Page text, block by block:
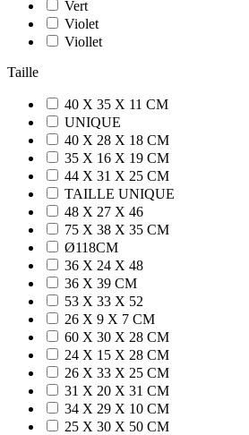
Vert
Violet
Viollet
Taille
40 X 35 X 11 CM
UNIQUE
40 X 28 X 18 CM
35 X 16 X 19 CM
44 X 31 X 25 CM
TAILLE UNIQUE
48 X 27 X 46
75 X 38 X 35 CM
Ø118CM
36 X 24 X 48
36 X 39 CM
53 X 33 X 52
26 X 9 X 7 CM
60 X 30 X 28 CM
24 X 15 X 28 CM
26 X 33 X 25 CM
31 X 20 X 31 CM
34 X 29 X 10 CM
25 X 30 X 50 CM